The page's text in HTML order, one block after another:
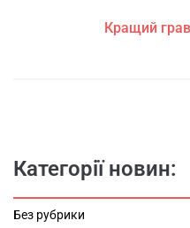
Кращий
Категорії новин:
Без рубрики